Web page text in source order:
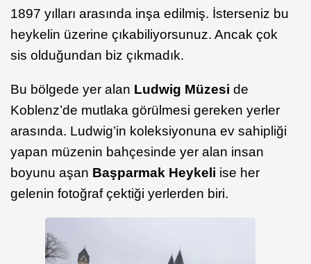
1897 yılları arasında inşa edilmiş. İsterseniz bu
heykelin üzerine çıkabiliyorsunuz. Ancak çok
sis olduğundan biz çıkmadık.
Bu bölgede yer alan Ludwig Müzesi de
Koblenz’de mutlaka görülmesi gereken yerler
arasında. Ludwig’in koleksiyonuna ev sahipliği
yapan müzenin bahçesinde yer alan insan
boyunu aşan Başparmak Heykeli ise her
gelenin fotoğraf çektiği yerlerden biri.